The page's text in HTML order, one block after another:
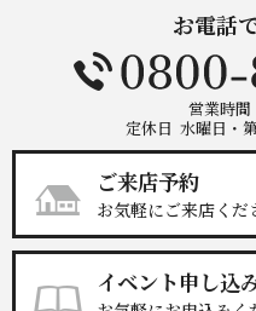
お電話
営業時間
定休日 水曜日・
ご来店予約
お気軽にご来店くだ
イベント申し込